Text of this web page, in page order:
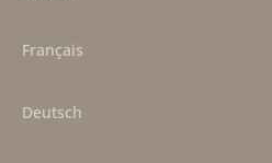
Français
Deutsch